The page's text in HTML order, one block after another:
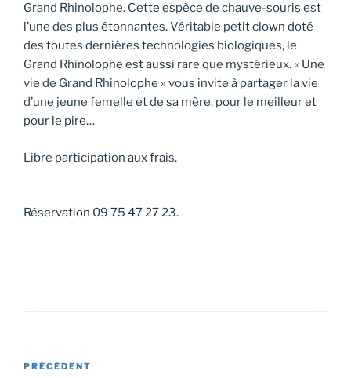
Grand Rhinolophe. Cette espèce de chauve-souris est
l’une des plus étonnantes. Véritable petit clown doté
des toutes dernières technologies biologiques, le
Grand Rhinolophe est aussi rare que mystérieux. « Une
vie de Grand Rhinolophe » vous invite à partager la vie
d’une jeune femelle et de sa mère, pour le meilleur et
pour le pire…
Libre participation aux frais.
Réservation 09 75 47 27 23.
Navigation
Article
PRÉCÉDENT